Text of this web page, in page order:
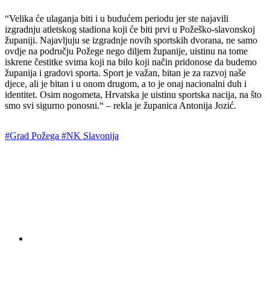
“Velika će ulaganja biti i u budućem periodu jer ste najavili
izgradnju atletskog stadiona koji će biti prvi u Požeško-slavonskoj
županiji. Najavljuju se izgradnje novih sportskih dvorana, ne samo
ovdje na području Požege nego diljem županije, uistinu na tome
iskrene čestitke svima koji na bilo koji način pridonose da budemo
županija i gradovi sporta. Sport je važan, bitan je za razvoj naše
djece, ali je bitan i u onom drugom, a to je onaj nacionalni duh i
identitet. Osim nogometa, Hrvatska je uistinu sportska nacija, na što
smo svi sigurno ponosni.“ – rekla je županica Antonija Jozić.
#Grad Požega #NK Slavonija